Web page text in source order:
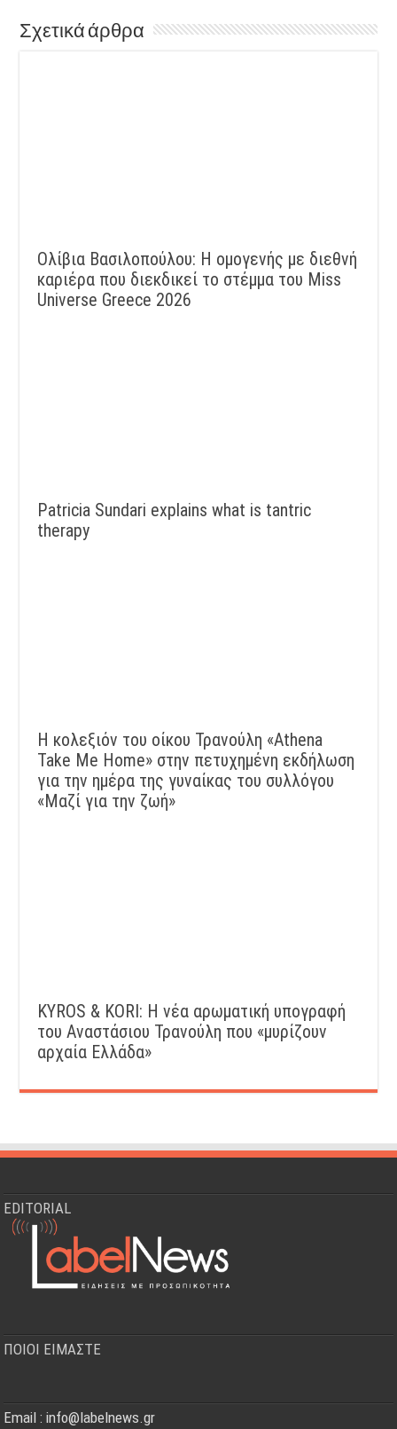
Σχετικά άρθρα
Ολίβια Βασιλοπούλου: Η ομογενής με διεθνή
καριέρα που διεκδικεί το στέμμα του Miss
Universe Greece 2026
Patricia Sundari explains what is tantric
therapy
Η κολεξιόν του οίκου Τρανούλη «Athena
Take Me Home» στην πετυχημένη εκδήλωση
για την ημέρα της γυναίκας του συλλόγου
«Μαζί για την ζωή»
KYROS & KORI: Η νέα αρωματική υπογραφή
του Αναστάσιου Τρανούλη που «μυρίζουν
αρχαία Ελλάδα»
EDITORIAL
ΠΟΙΟΙ ΕΙΜΑΣΤΕ
Email : info@labelnews.gr